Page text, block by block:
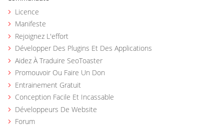
Licence
Manifeste
Rejoignez L'effort
Développer Des Plugins Et Des Applications
Aidez À Traduire SeoToaster
Promouvoir Ou Faire Un Don
Entrainement Gratuit
Conception Facile Et Incassable
Développeurs De Website
Forum